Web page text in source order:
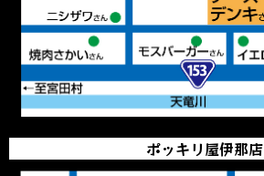
ポッキリ屋伊那店